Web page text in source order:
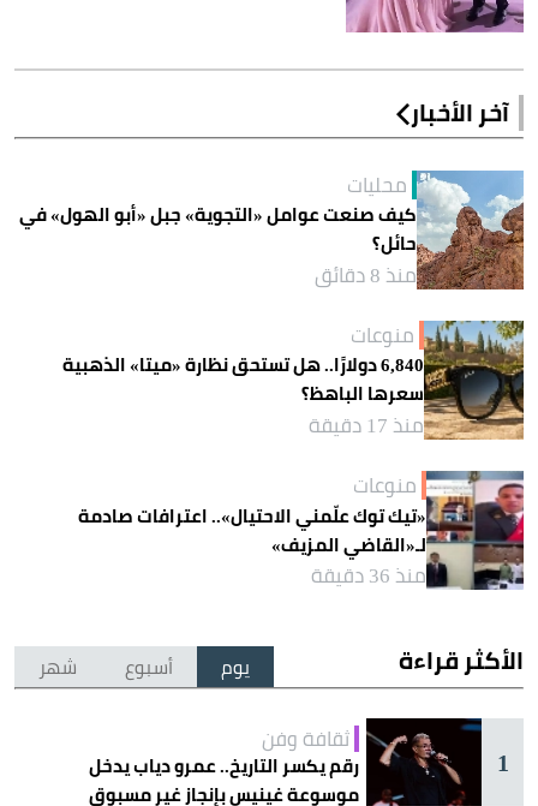
آخر الأخبار
محليات
كيف صنعت عوامل «التجوية» جبل «أبو الهول» في
حائل؟
منذ 8 دقائق
منوعات
6,840 دولارًا.. هل تستحق نظارة «ميتا» الذهبية
سعرها الباهظ؟
منذ 17 دقيقة
منوعات
«تيك توك علّمني الاحتيال».. اعترافات صادمة
لـ«القاضي المزيف»
منذ 36 دقيقة
الأكثر قراءة يوم أسبوع شهر
1
ثقافة وفن
رقم يكسر التاريخ.. عمرو دياب يدخل
موسوعة غينيس بإنجاز غير مسبوق